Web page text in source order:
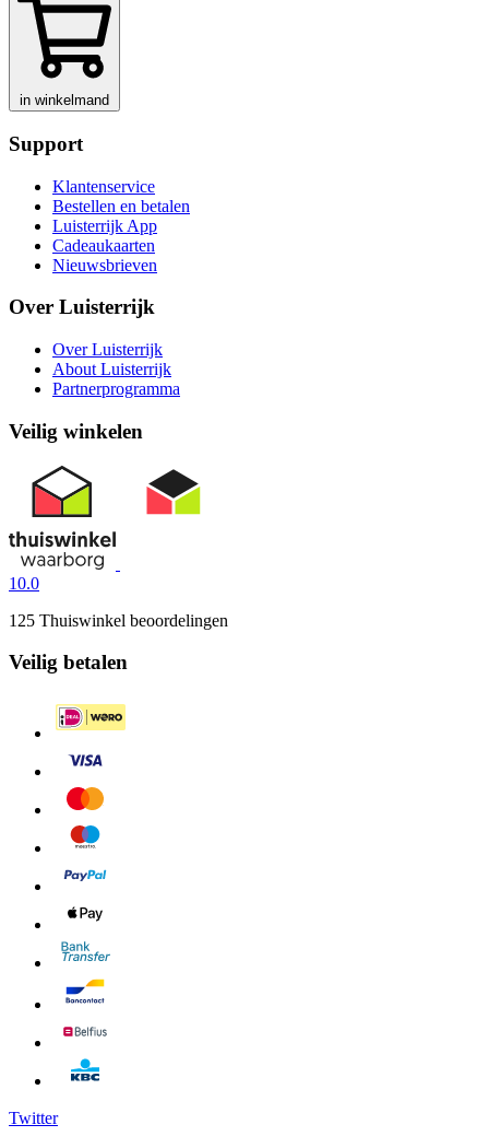
in winkelmand
Support
Klantenservice
Bestellen en betalen
Luisterrijk App
Cadeaukaarten
Nieuwsbrieven
Over Luisterrijk
Over Luisterrijk
About Luisterrijk
Partnerprogramma
Veilig winkelen
10.0
125 Thuiswinkel beoordelingen
Veilig betalen
Twitter